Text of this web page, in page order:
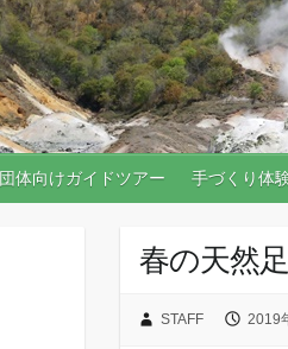
団体向けガイドツアー 手づくり体
春の天然
STAFF 2019